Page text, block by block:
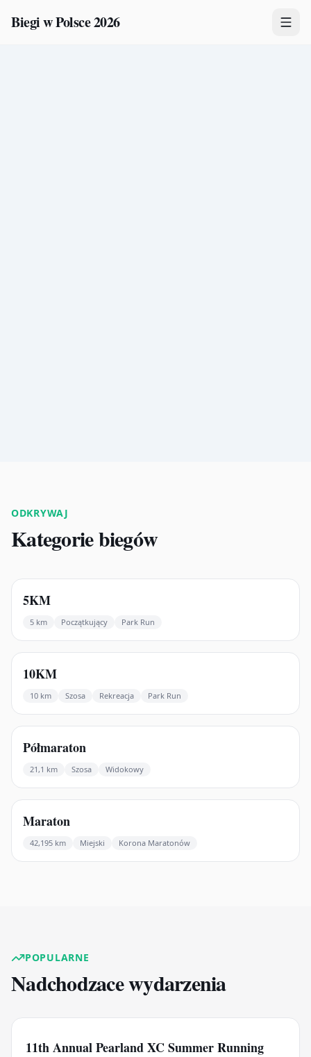
Biegi w Polsce 2026
ODKRYWAJ
Kategorie biegów
5KM
5 km Początkujący Park Run
10KM
10 km Szosa Rekreacja Park Run
Półmaraton
21,1 km Szosa Widokowy
Maraton
42,195 km Miejski Korona Maratonów
POPULARNE
Nadchodzace wydarzenia
11th Annual Pearland XC Summer Running